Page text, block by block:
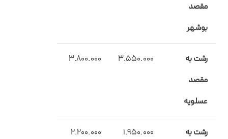
مقصد
بوشهر
رشت به
مقصد
عسلویه
3.550.000
3.800.000
رشت به
1.950.000
2.200.000